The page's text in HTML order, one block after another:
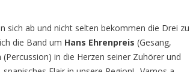
sich ab und nicht selten bekommen die Drei zu
die Band um Hans Ehrenpreis(Gesang,
(Percussion) in die Herzen seiner Zuhörer und